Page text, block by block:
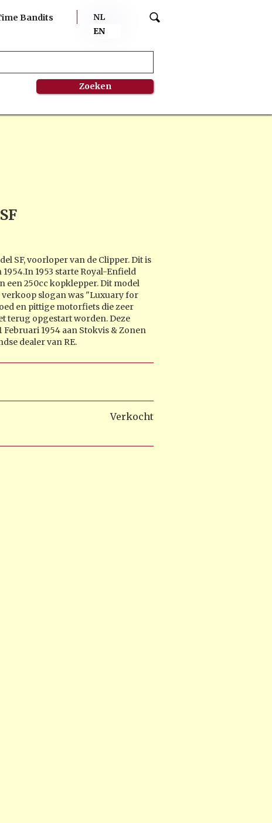
Bandits
NL
EN
SF
SF, voorloper van de Clipper. Dit is
1953 starte Royal-Enfield
een 250cc kopklepper. Dit model
verkoop slogan was "Luxuary for
en pittige motorfiets die zeer
terug opgestart worden. Deze
1954 aan Stokvis & Zonen
dealer van RE.
Verkocht